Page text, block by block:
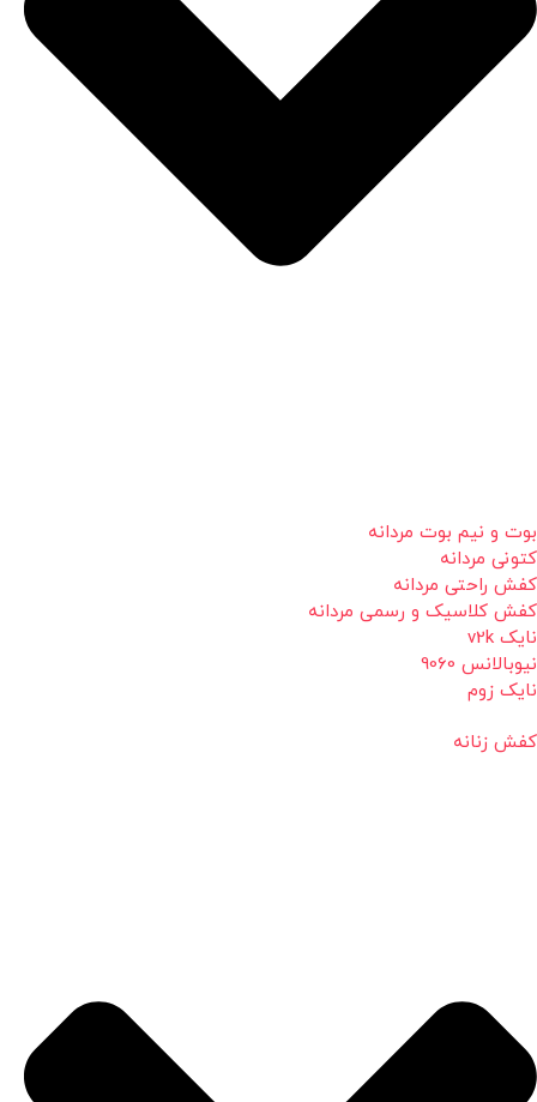
بوت و نیم بوت مردانه
کتونی مردانه
کفش راحتی مردانه
کفش کلاسیک و رسمی مردانه
نایک v2k
نیوبالانس 9060
نایک زوم
کفش زنانه